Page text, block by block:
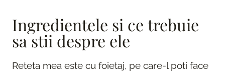
Ingredientele si ce trebuie
sa stii despre ele
Reteta mea este cu foietaj, pe care-l poti face